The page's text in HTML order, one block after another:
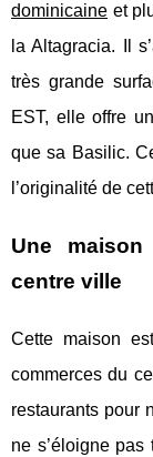
dominicaine et
la Altagracia. Il
très grande
EST, elle offre
que sa Basilic.
l’originalité de
Une
centre ville
Cette maison
commerces du
restaurants pour
ne s’éloigne